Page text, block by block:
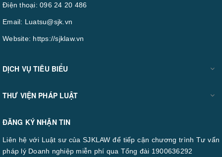
Điện thoại: 096 24 20 486
Email: Luatsu@sjk.vn
Website: https://sjklaw.vn
DỊCH VỤ TIÊU BIỂU
THƯ VIỆN PHÁP LUẬT
ĐĂNG KÝ NHẬN TIN
Liên hệ với Luật sư của SJKLAW để tiếp cận chương trình Tư vấn
pháp lý Doanh nghiệp miễn phí qua Tổng đài 1900636292